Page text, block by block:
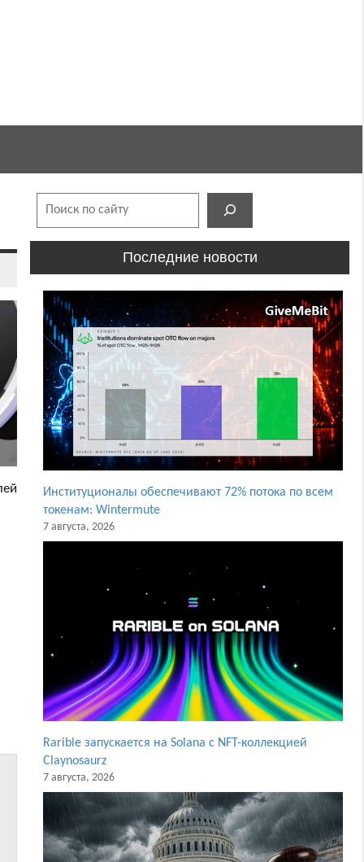
Последние новости
Институционалы обеспечивают 72% потока по всем
токенам: Wintermute
7 августа, 2026
Rarible запускается на Solana с NFT-коллекцией
Claynosaurz
7 августа, 2026